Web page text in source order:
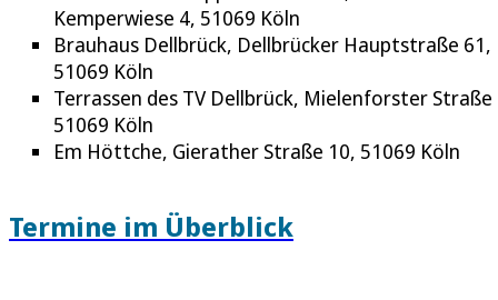
Kemperwiese 4, 51069 Köln
Brauhaus Dellbrück, Dellbrücker Hauptstraße 61,
51069 Köln
Terrassen des TV Dellbrück, Mielenforster Straße
51069 Köln
Em Höttche, Gierather Straße 10, 51069 Köln
Termine im Überblick